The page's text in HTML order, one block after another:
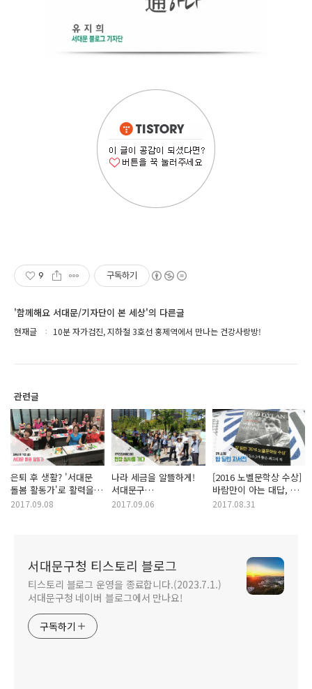
9 구독하기
'함께해요 서대문/기자단이 본 세상'의 다른글
현재글 10분 자가검진, 지하철 3호선 홍제역에서 만나는 건강사랑방!
관련글
은퇴 후 생활? '서대문
돌봄 활동가'로 활력을
찾았어요!
2017.09.08
나라 세금을 알뜰하게!
서대문구
주민참여예산사업 현장
2017.09.06
[2016 노벨문학상 수상]
바람만이 아는 대답, 밥
딜런 자서전!
2017.08.31
서대문구청 티스토리 블로그
티스토리 블로그 운영을 종료합니다.(2023.7.1.)
서대문구청 네이버 블로그에서 만나요!
구독하기